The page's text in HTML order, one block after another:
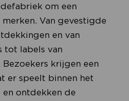
om een
Van gevestigde
en van
tot labels van
krijgen een
er speelt binnen het
en ontdekken de